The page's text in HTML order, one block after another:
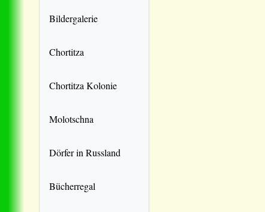
Bildergalerie
Chortitza
Chortitza Kolonie
Molotschna
Dörfer in Russland
Bücherregal